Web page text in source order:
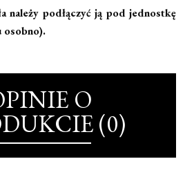
należy podłączyć ją pod jednostkę
osobno).
O
(0)